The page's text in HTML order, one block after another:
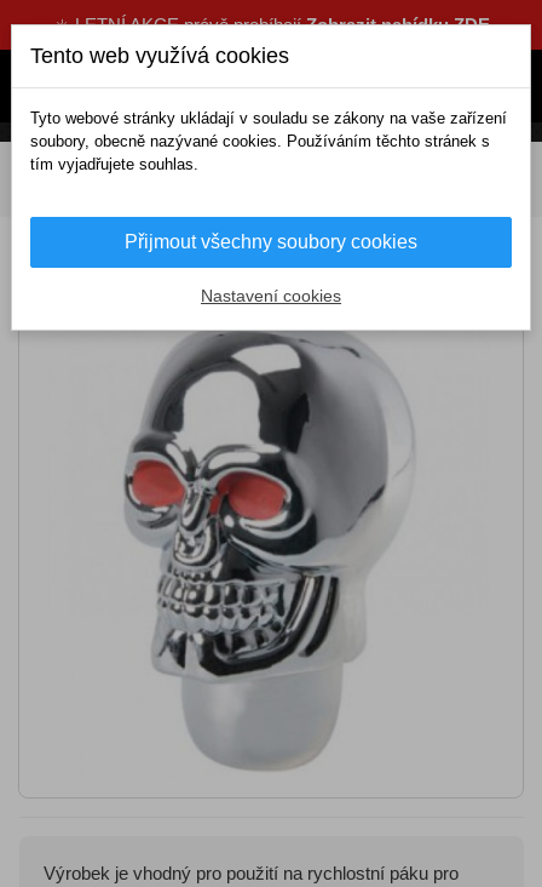
☀️ LETNÍ AKCE právě probíhajíZobrazit nabídku ZDE
DOMOV Interiérové doplňky
Hlavice řadící páky chromová LEBKA
Výrobek je vhodný pro použití na rychlostní páku pro
Tento web využívá cookies
Tyto webové stránky ukládají v souladu se zákony na vaše zařízení
soubory, obecně nazývané cookies. Používáním těchto stránek s
tím vyjadřujete souhlas.
Přijmout všechny soubory cookies
Nastavení cookies